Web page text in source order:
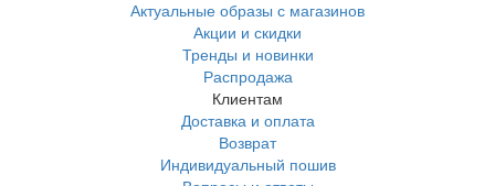
Актуальные образы с магазинов
Акции и скидки
Тренды и новинки
Распродажа
Клиентам
Доставка и оплата
Возврат
Индивидуальный пошив